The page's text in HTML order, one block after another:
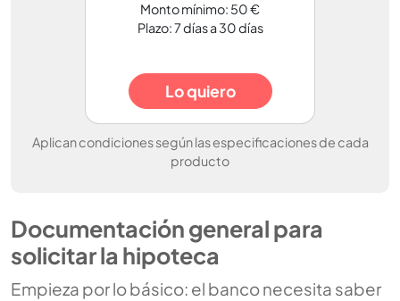
Monto mínimo: 50 €
Plazo: 7 días a 30 días
Lo quiero
Aplican condiciones según las especificaciones de cada
producto
Documentación general para
solicitar la hipoteca
Empieza por lo básico: el banco necesita saber